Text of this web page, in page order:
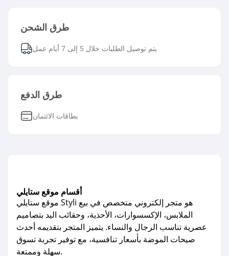
طرق الشحن
يتم توصيل الطلبات خلال 5 إلى 7 أيام عمل
طرق الدفع
بطاقات الائتمان
أقسام موقع ستايلي
موقع ستايلي Styli هو متجر إلكتروني متخصص في بيع
الملابس، الإكسسوارات، الأحذية، وحقائب اليد بتصاميم
عصرية تناسب الرجال والنساء. يتميز المتجر بتقديمه أحدث
صيحات الموضة بأسعار تنافسية، مع توفير تجربة تسوق
سهلة وممتعة.